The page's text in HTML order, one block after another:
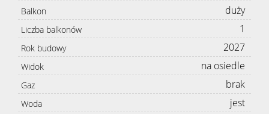
Balkon duży
Liczba balkonów 1
Rok budowy 2027
Widok na osiedle
Gaz brak
Woda jest